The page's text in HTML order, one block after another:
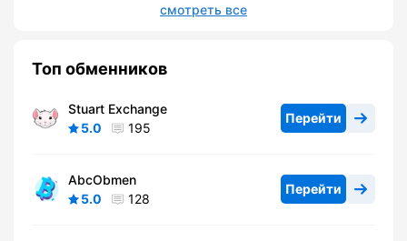
смотреть все
Топ обменников
Stuart Exchange
5.0
195
Перейти
AbcObmen
5.0
128
Перейти